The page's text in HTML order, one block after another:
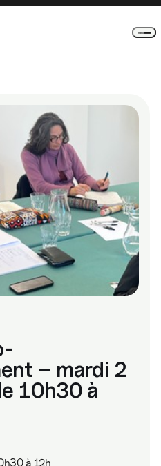
Menu
– mardi 2
10h30 à
à 12h